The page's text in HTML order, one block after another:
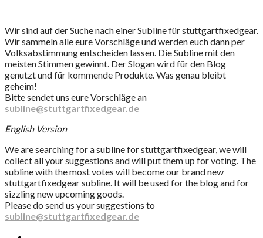
Wir sind auf der Suche nach einer Subline für stuttgartfixedgear.
Wir sammeln alle eure Vorschläge und werden euch dann per
Volksabstimmung entscheiden lassen. Die Subline mit den
meisten Stimmen gewinnt. Der Slogan wird für den Blog
genutzt und für kommende Produkte. Was genau bleibt
geheim!
Bitte sendet uns eure Vorschläge an
subline@stuttgartfixedgear.de
English Version
We are searching for a subline for stuttgartfixedgear, we will
collect all your suggestions and will put them up for voting. The
subline with the most votes will become our brand new
stuttgartfixedgear subline. It will be used for the blog and for
sizzling new upcoming goods.
Please do send us your suggestions to
subline@stuttgartfixedgear.de